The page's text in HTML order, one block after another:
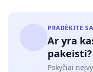
PRADĖKITE
Ar yra
pakeisti?
Pokyčiai